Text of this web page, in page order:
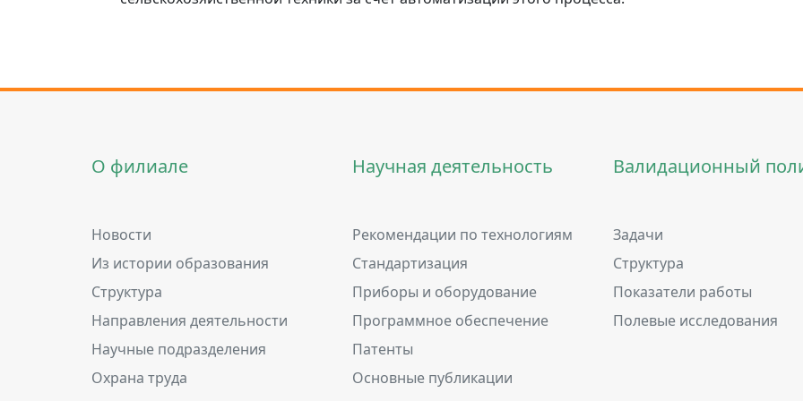
О филиале
Новости
Из истории образования
Структура
Направления деятельности
Научные подразделения
Охрана труда
Научная деятельность
Рекомендации по технологиям
Стандартизация
Приборы и оборудование
Программное обеспечение
Патенты
Основные публикации
Валидационный
Задачи
Структура
Показатели работы
Полевые исследования